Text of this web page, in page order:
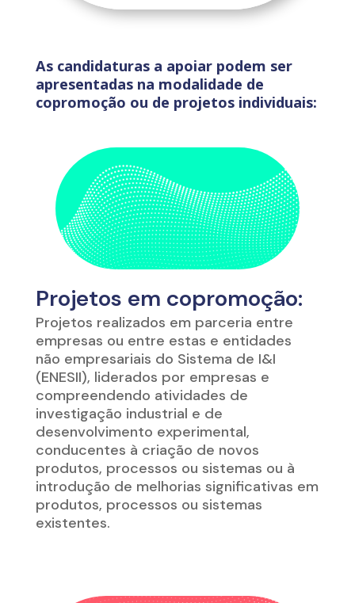
As candidaturas a apoiar podem ser
apresentadas na modalidade de
copromoção ou de projetos individuais:
Projetos em copromoção:
Projetos realizados em parceria entre
empresas ou entre estas e entidades
não empresariais do Sistema de I&I
(ENESII), liderados por empresas e
compreendendo atividades de
investigação industrial e de
desenvolvimento experimental,
conducentes à criação de novos
produtos, processos ou sistemas ou à
introdução de melhorias significativas em
produtos, processos ou sistemas
existentes.